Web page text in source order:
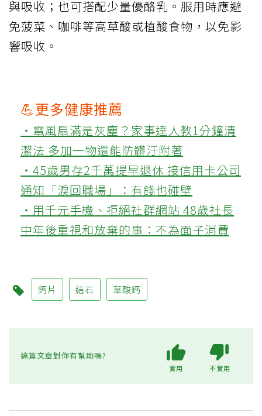
與吸收；也可搭配少量優酪乳。服用時應避
免菠菜、咖啡等高草酸或植酸食物，以免影
響吸收。
💪更多健康推薦
‧電風扇滿是灰塵？家事達人教1分鐘清
潔法 多加一物還能防髒汙附著
‧45歲男存2千萬提早退休 接信用卡公司
通知「淚回職場」：有錢也碰壁
‧用千元手機、拒絕社群網站 48歲社長
中年後重視和放棄的事：不為面子消費
鈣片 結石 草酸鈣
這篇文章對你有幫助嗎?
實用 不實用